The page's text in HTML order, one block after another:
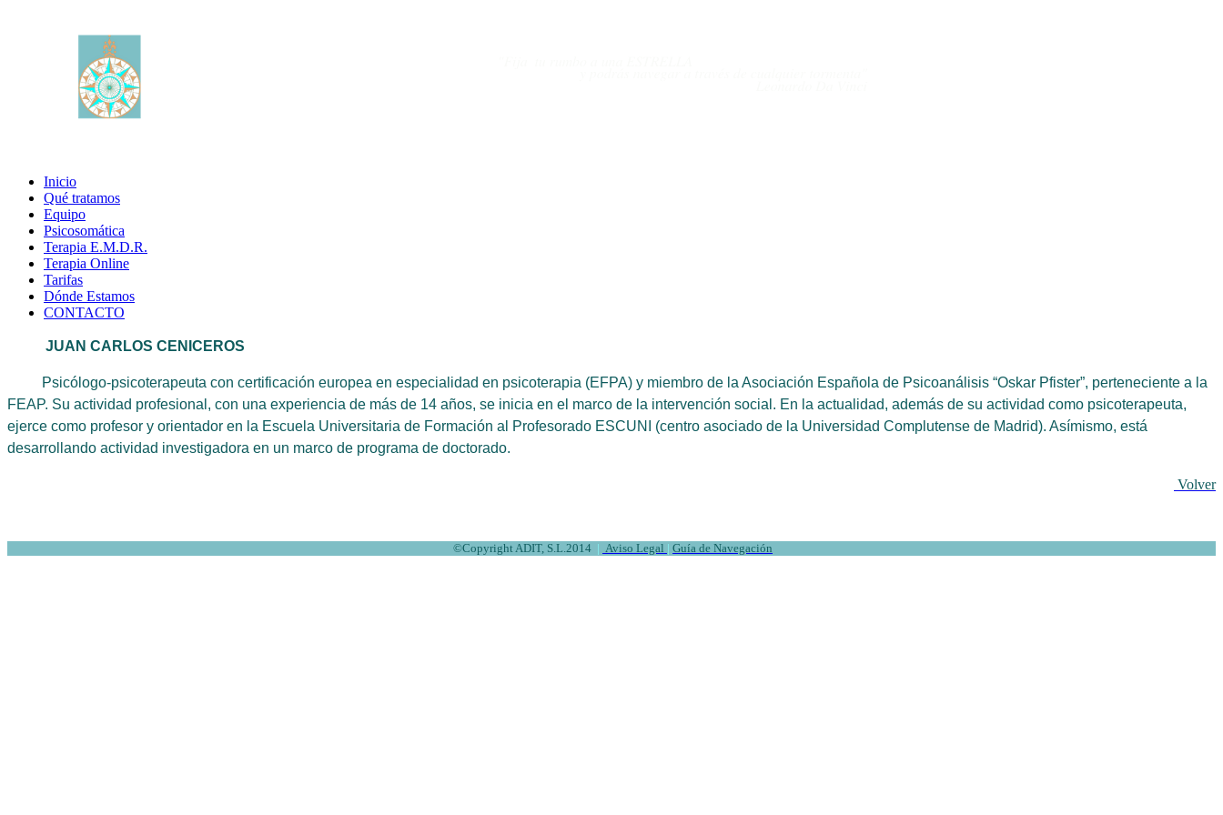
Inicio
Qué tratamos
Equipo
Psicosomática
Terapia E.M.D.R.
Terapia Online
Tarifas
Dónde Estamos
CONTACTO
JUAN CARLOS CENICEROS
Psicólogo-psicoterapeuta con certificación europea en especialidad en psicoterapia (EFPA) y miembro de la Asociación Española de Psicoanálisis “Oskar Pfister”, perteneciente a la
FEAP. Su actividad profesional, con una experiencia de más de 14 años, se inicia en el marco de la intervención social. En la actualidad, además de su actividad como psicoterapeuta,
ejerce como profesor y orientador en la Escuela Universitaria de Formación al Profesorado ESCUNI (centro asociado de la Universidad Complutense de Madrid). Asímismo, está
desarrollando actividad investigadora en un marco de programa de doctorado.
Volver
©Copyright ADIT, S.L.2014 | Aviso Legal | Guía de Navegación